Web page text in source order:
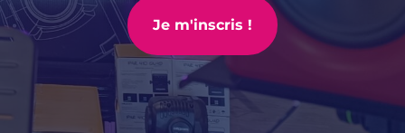
Je m'inscris !